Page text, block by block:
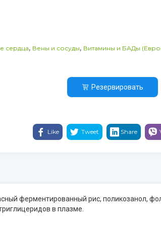
сердца, Вены и сосуды, Витамины и БАДы
Резервировать
Like Tweet Share
ферментированный рис, поликозанол,
в плазме.